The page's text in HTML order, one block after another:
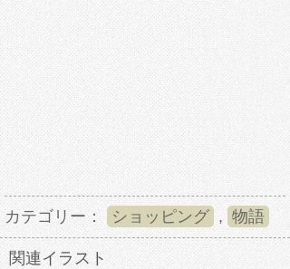
カテゴリー： ショッピング , 物語
関連イラスト